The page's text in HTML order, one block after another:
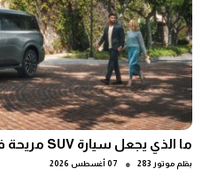
ما الذي يجعل سيارة SUV مريحة في الرحلات الطويلة؟
بقلم موتور 283 ● 07 أغسطس 2026